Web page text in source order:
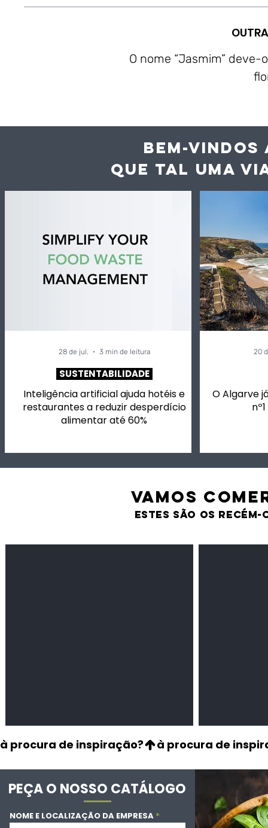
O nome “Jasmim”
BEM-VINDOS
QUE TAL UMA
Inteligência artificial ajuda hotéis e
restaurantes a reduzir desperdício
alimentar até 60%
SUSTENTABILIDADE
28 de jul. 3 min de leitura
O Algarve
20
VAMOS
estes são os recém-
à procura de inspiração?
PEÇA O NOSSO CATÁLOGO
NOME E LOCALIZAÇÃO DA EMPRESA